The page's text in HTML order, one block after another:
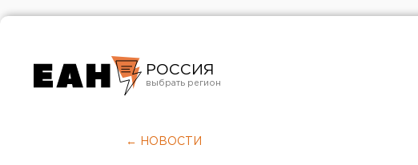
РОССИЯ
Челябинск
← НОВОСТИ